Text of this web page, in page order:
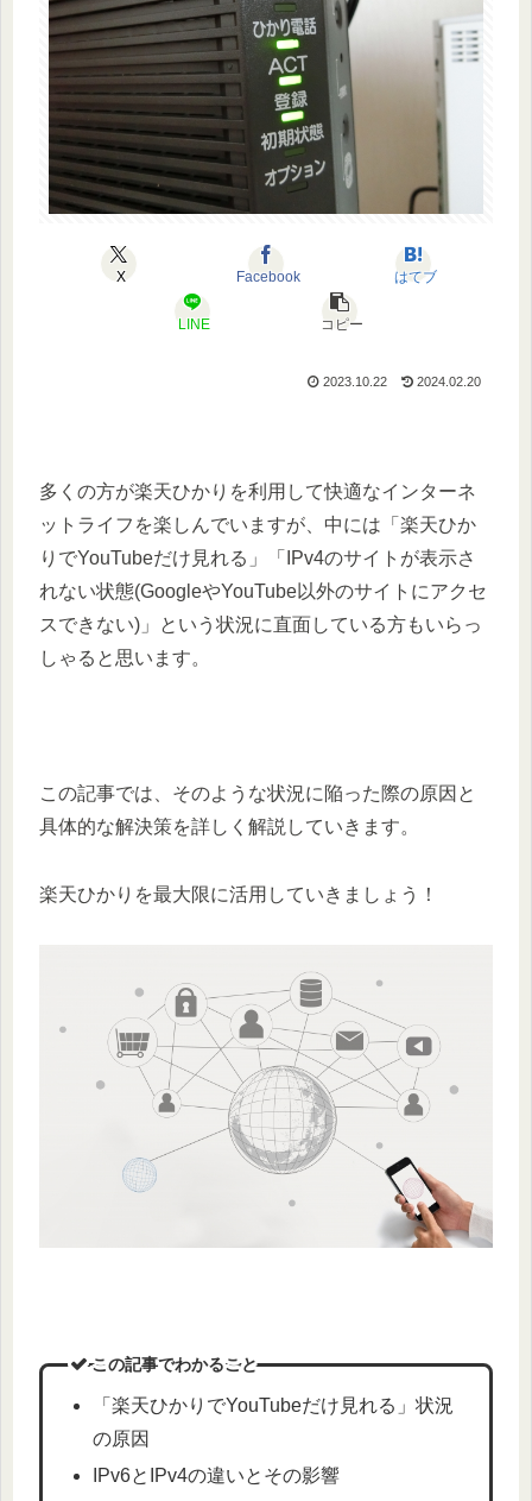
X Facebook はてブ
LINE コピー
2023.10.22 2024.02.20
多くの方が楽天ひかりを利用して快適なインターネ
ットライフを楽しんでいますが、中には「楽天ひか
りでYouTubeだけ見れる」「IPv4のサイトが表示さ
れない状態(GoogleやYouTube以外のサイトにアクセ
スできない)」という状況に直面している方もいらっ
しゃると思います。
この記事では、そのような状況に陥った際の原因と
具体的な解決策を詳しく解説していきます。
楽天ひかりを最大限に活用していきましょう！
この記事でわかること
「楽天ひかりでYouTubeだけ見れる」状況
の原因
IPv6とIPv4の違いとその影響